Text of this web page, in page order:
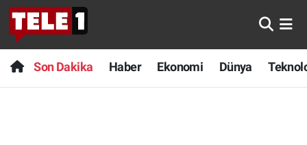
Son Dakika Haber Ekonomi Dünya
Anında Manşet
Başka Sohbetler
Son Dakika
Haber
Nöbetçi Eczaneler
Hava Durumu